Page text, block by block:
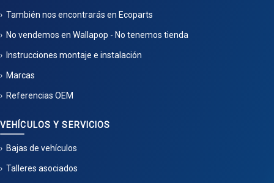
También nos encontrarás en Ecoparts
No vendemos en Wallapop - No tenemos tienda
Instrucciones montaje e instalación
Marcas
Referencias OEM
VEHÍCULOS Y SERVICIOS
Bajas de vehículos
Talleres asociados